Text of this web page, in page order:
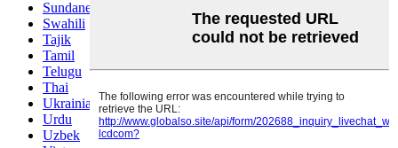
Sundanese
Swahili
Tajik
Tamil
Telugu
Thai
Ukrainian
Urdu
Uzbek